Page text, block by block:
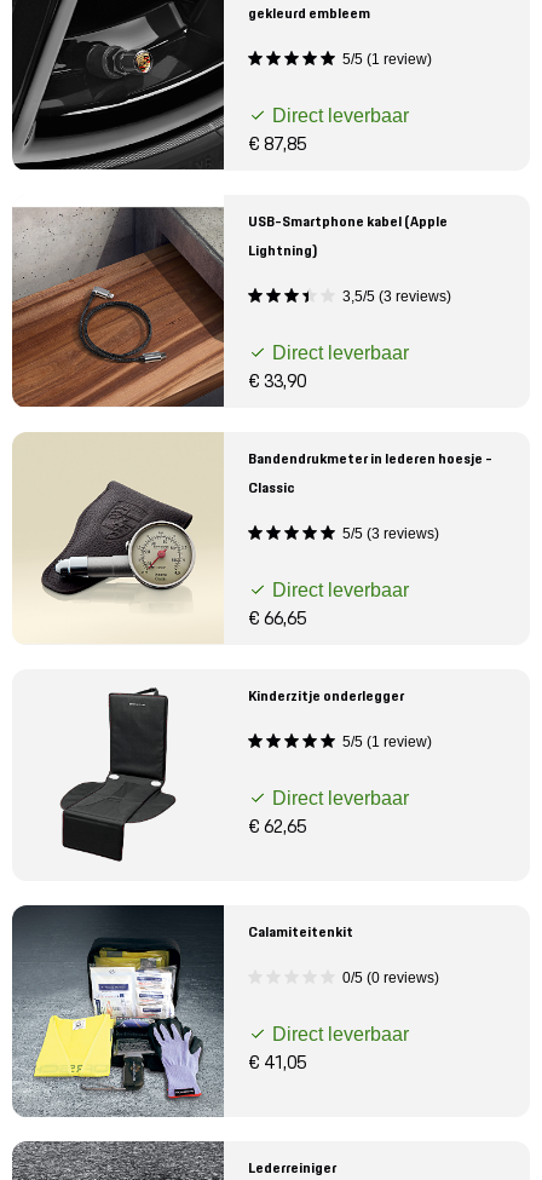
gekleurd embleem
5/5 (1 review)
Direct leverbaar
€ 87,85
USB-Smartphone kabel (Apple
Lightning)
3,5/5 (3 reviews)
Direct leverbaar
€ 33,90
Bandendrukmeter in lederen hoesje -
Classic
5/5 (3 reviews)
Direct leverbaar
€ 66,65
Kinderzitje onderlegger
5/5 (1 review)
Direct leverbaar
€ 62,65
Calamiteitenkit
0/5 (0 reviews)
Direct leverbaar
€ 41,05
Lederreiniger